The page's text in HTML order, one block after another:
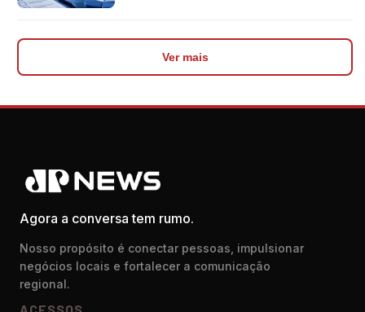
Ver mais
Agora a conversa tem rumo.
Nosso propósito é conectar pessoas, impulsionar
negócios locais e fortalecer a comunicação
regional.